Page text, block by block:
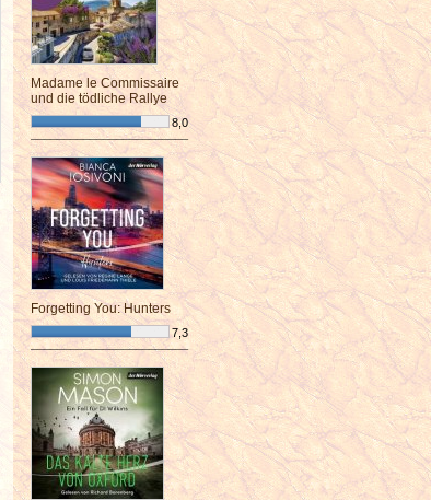
Madame le Commissaire
und die tödliche Rallye
8,0
¯¯¯¯¯¯¯¯¯¯¯¯¯¯¯¯¯¯¯¯¯¯¯¯
Forgetting You: Hunters
7,3
¯¯¯¯¯¯¯¯¯¯¯¯¯¯¯¯¯¯¯¯¯¯¯¯